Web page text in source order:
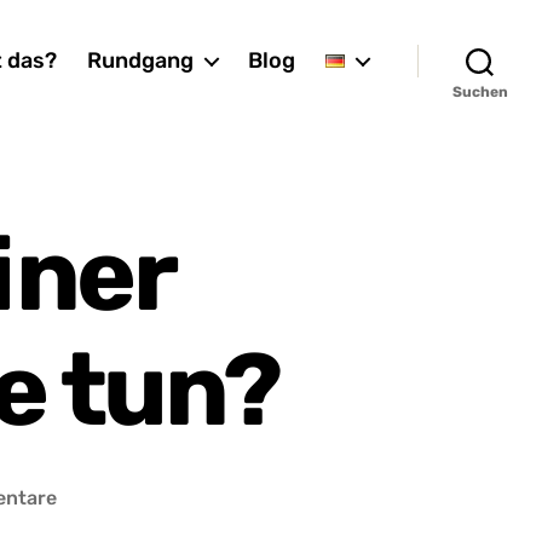
das? Rundgang Blog
Suchen
tun?
zu